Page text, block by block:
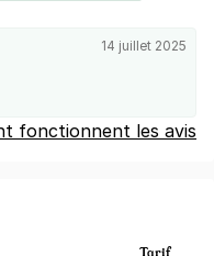
14 juillet 2025
fonctionnent les avis